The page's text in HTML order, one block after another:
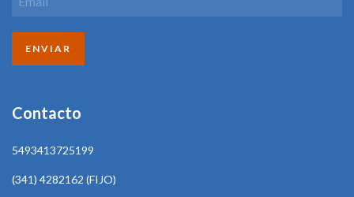
Contacto
5493413725199
(341) 4282162 (FIJO)